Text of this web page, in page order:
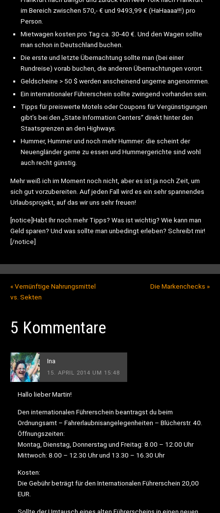
im Bereich zwischen 570,- € und 9493,99 € (HaHaaaa!!!) pro
Person.
Mietwagen kosten pro Tag ca. 30-40 €. Und den Wagen sollte
man schon in Deutschland buchen.
Die erste und letzte Übernachtung sollte man (bei einer
Rundreise) vorab buchen, die anderen Übernachtungen vorort.
Geldscheine > 50 $ werden anscheinend ungerne angenommen.
Ein internationaler Führerschein sollte zwingend vorhanden sein.
Tipps für preiswerte Motels oder Coupons für Vergünstigungen
gibt’s bei den „State Information Centers“ direkt hinter den
Staatsgrenzen an den Highways.
Hummer, Hummer und noch mehr Hummer: die scheint der
Neuengländer gerne zu essen und Hummergerichte sind wohl
auch recht günstig.
Mehr weiß ich im Moment noch nicht, aber es ist ja noch Zeit, um
sich gut vorzubereiten. Auf jeden Fall wird es ein sehr spannendes
Urlaubsprojekt, auf das wir uns sehr freuen!
[notice]Habt Ihr noch mehr Tipps? Was ist wichtig? Wie kann man
Geld sparen? Und was sollte man unbedingt erleben? Schreibt mir!
[/notice]
«Vernünftige Nahrungsmittel
vs. Sekten
Die Markenchecks »
5 Kommentare
Ina
15. APRIL 2014 UM 15:48
Hallo lieber Martin!
Den internationalen Führerschein beantragst du beim
Ordnungsamt – Fahrerlaubnisangelegenheiten – Blücherstr. 40.
Öffnungszeiten:
Montag, Dienstag, Donnerstag und Freitag: 8.00 – 12.00 Uhr
Mittwoch: 8.00 – 12.30 Uhr und 13.30 – 16.30 Uhr
Kosten:
Die Gebühr beträgt für den Internationalen Führerschein 20,00
EUR.
Sollte der Umtausch eines alten Führerscheins in einen neuen